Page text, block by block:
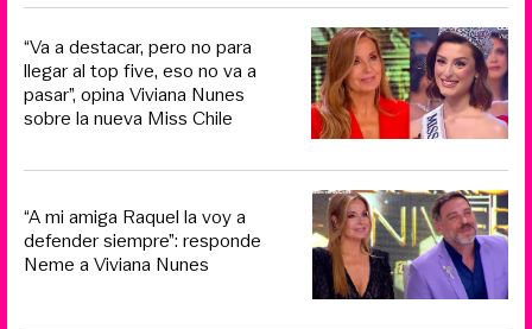
“Va a destacar, pero no para
llegar al top five, eso no va a
pasar”, opina Viviana Nunes
sobre la nueva Miss Chile
“A mi amiga Raquel la voy a
defender siempre”: responde
Neme a Viviana Nunes